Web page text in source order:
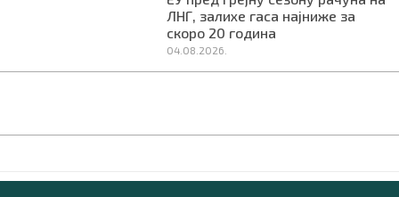
ЛНГ, залихе гаса најниже за
скоро 20 година
04.08.2026.